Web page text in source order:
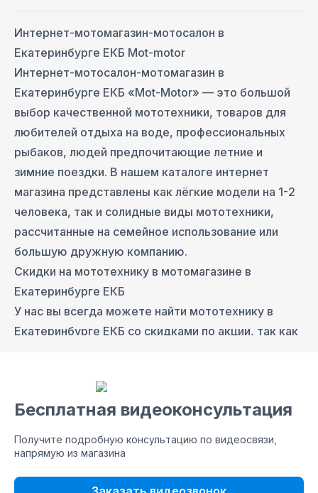
Интернет-мотомагазин-мотосалон в
Екатеринбурге ЕКБ Mot-motor
Интернет-мотосалон-мотомагазин в
Екатеринбурге ЕКБ «Mot-Motor» — это большой
выбор качественной мототехники, товаров для
любителей отдыха на воде, профессиональных
рыбаков, людей предпочитающие летние и
зимние поездки. В нашем каталоге интернет
магазина представлены как лёгкие модели на 1-2
человека, так и солидные виды мототехники,
рассчитанные на семейное использование или
большую дружную компанию.
Скидки на мототехнику в мотомагазине в
Екатеринбурге ЕКБ
У нас вы всегда можете найти мототехнику в
Екатеринбурге ЕКБ со скидками по акции, так как
объемов оптовых покупок.
Кредит, рассрочка на мототехнику в мотосалоне
Ознакомьтесь с условиями продажи мототехники
Бесплатная видеоконсультация
Получите подробную консультацию по видеосвязи,
напрямую из магазина